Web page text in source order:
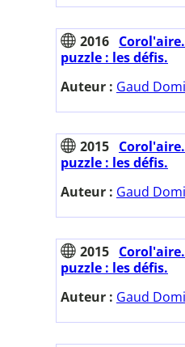
2016 Corol'aire.
puzzle : les défis.
Auteur : Gaud
2015 Corol'aire.
puzzle : les défis.
Auteur : Gaud
2015 Corol'aire.
puzzle : les défis.
Auteur : Gaud